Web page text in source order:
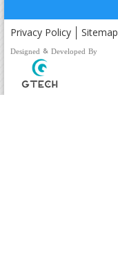
Privacy Policy Sitemap
Designed & Developed By